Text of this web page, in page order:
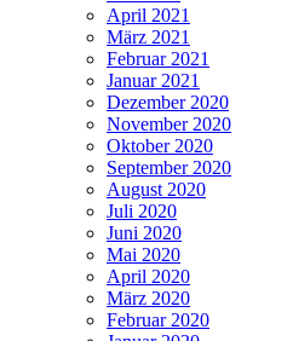
April 2021
März 2021
Februar 2021
Januar 2021
Dezember 2020
November 2020
Oktober 2020
September 2020
August 2020
Juli 2020
Juni 2020
Mai 2020
April 2020
März 2020
Februar 2020